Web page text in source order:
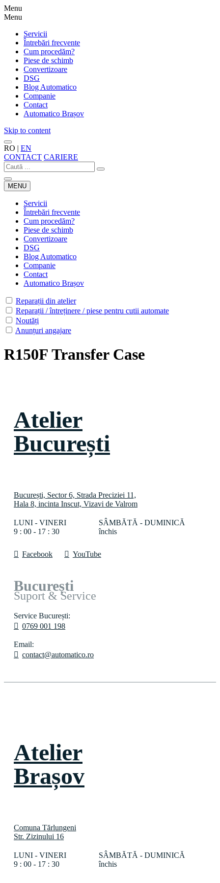
Menu
Menu
Servicii
Întrebări frecvente
Cum procedăm?
Piese de schimb
Convertizoare
DSG
Blog Automatico
Companie
Contact
Automatico Brașov
Skip to content
RO | EN
CONTACT CARIERE
MENU
Servicii
Întrebări frecvente
Cum procedăm?
Piese de schimb
Convertizoare
DSG
Blog Automatico
Companie
Contact
Automatico Brașov
Reparații din atelier
Reparații / întreținere / piese pentru cutii automate
Noutăți
Anunțuri angajare
R150F Transfer Case
Atelier
București
București, Sector 6, Strada Preciziei 11,
Hala 8, incinta Inscut, Vizavi de Valrom
LUNI - VINERI
9 : 00 - 17 : 30
SÂMBĂTĂ - DUMINICĂ
închis
Facebook YouTube
București
Suport & Service
Service București:
0769 001 198
Email:
contact@automatico.ro
Atelier
Brașov
Comuna Tărlungeni
Str. Zizinului 16
LUNI - VINERI
9 : 00 - 17 : 30
SÂMBĂTĂ - DUMINICĂ
închis